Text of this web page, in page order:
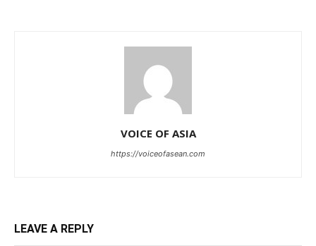
VOICE OF ASIA
https://voiceofasean.com
LEAVE A REPLY